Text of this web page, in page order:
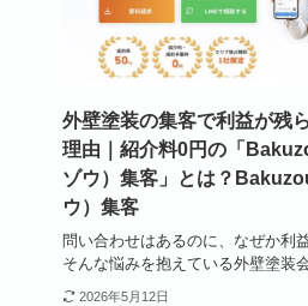
外壁塗装の集客で利益が残
理由｜紹介料0円の「
ゾウ）集客」とは？
ウ）集客
問い合わせはあるのに、なぜか利
そんな悩みを抱えている外壁塗装
2026年5月12日